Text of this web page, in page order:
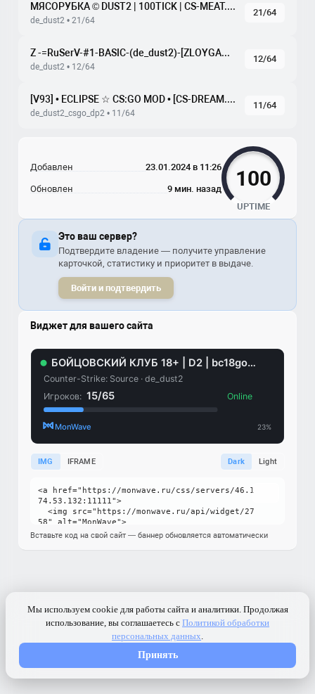
МЯСОРУБКА © DUST2 | 100TICK | CS-MEAT.COM
de_dust2 • 21/64
21/64
Z -=RuSerV-#1-BASIC-(de_dust2)-[ZLOYGAMES.COM]=-
de_dust2 • 12/64
12/64
[V93] • ECLIPSE ☆ CS:GO MOD • [CS-DREAM.RU]
de_dust2_csgo_dp2 • 11/64
11/64
Добавлен 23.01.2024 в 11:26
Обновлен 9 мин. назад 100
UPTIME
Это ваш сервер?
Подтвердите владение — получите управление
карточкой, статистику и приоритет в выдаче.
Войти и подтвердить
Виджет для вашего сайта
IMG IFRAME Dark Light
Вставьте код на свой сайт — баннер обновляется автоматически